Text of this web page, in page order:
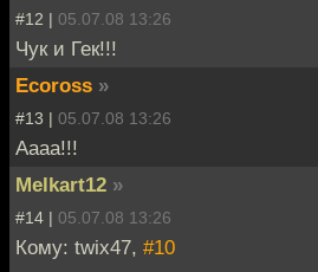
#12 | 05.07.08 13:26
Чук и Гек!!!
Ecoross »
#13 | 05.07.08 13:26
Аааа!!!
Melkart12 »
#14 | 05.07.08 13:26
Кому: twix47, #10